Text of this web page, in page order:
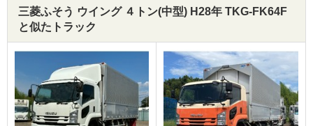
三菱ふそう ウイング ４トン(中型) H28年 TKG-FK64F
と似たトラック